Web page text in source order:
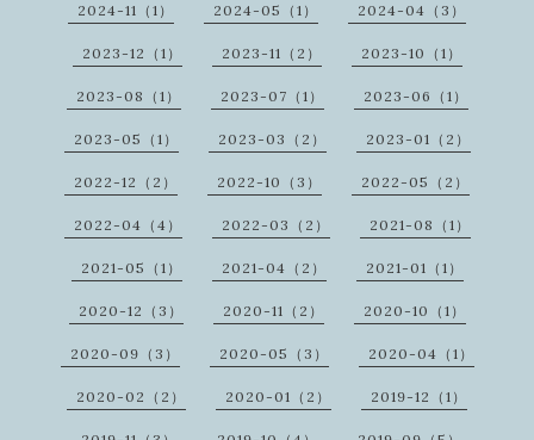
2024-11（1） 2024-05（1） 2024-04（3）
2023-12（1） 2023-11（2） 2023-10（1）
2023-08（1） 2023-07（1） 2023-06（1）
2023-05（1） 2023-03（2） 2023-01（2）
2022-12（2） 2022-10（3） 2022-05（2）
2022-04（4） 2022-03（2） 2021-08（1）
2021-05（1） 2021-04（2） 2021-01（1）
2020-12（3） 2020-11（2） 2020-10（1）
2020-09（3） 2020-05（3） 2020-04（1）
2020-02（2） 2020-01（2） 2019-12（1）